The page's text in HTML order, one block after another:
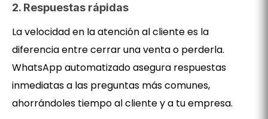
2. Respuestas rápidas
La velocidad en la atención al cliente es la
diferencia entre cerrar una venta o perderla.
WhatsApp automatizado asegura respuestas
inmediatas a las preguntas más comunes,
ahorrándoles tiempo al cliente y a tu empresa.